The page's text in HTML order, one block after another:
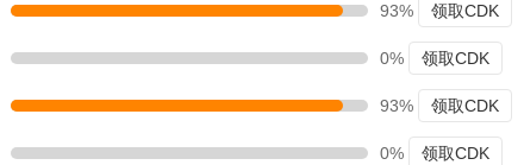
93% 领取CDK
0% 领取CDK
93% 领取CDK
0% 领取CDK